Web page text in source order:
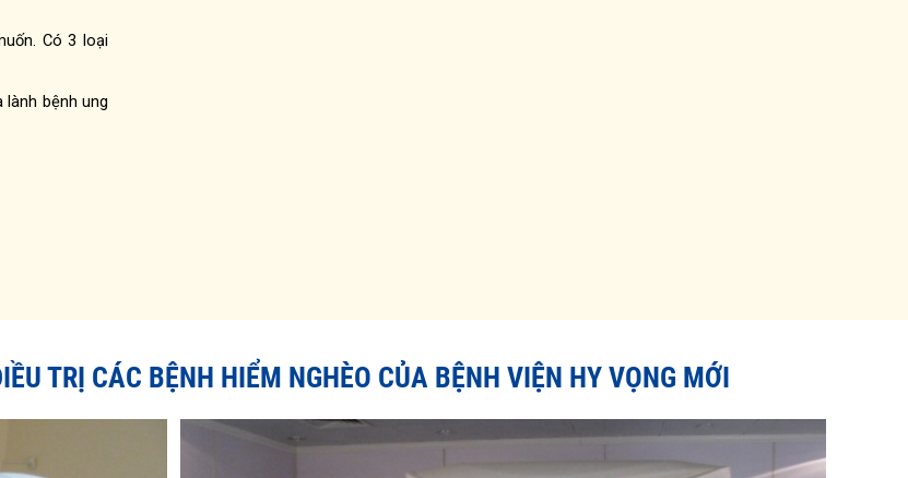
Có 3 loại
bệnh ung
TRỊ CÁC BỆNH HIỂM NGHÈO CỦA BỆNH VIỆN HY VỌNG MỚI